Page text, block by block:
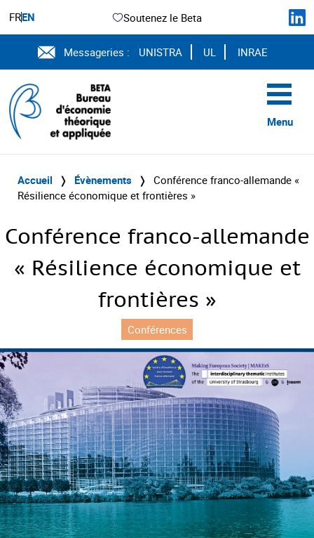
FREN Soutenez le Beta
Messageries : UNISTRA UL INRAE
Menu
Accueil ❭ Évènements ❭ Conférence franco-allemande «
Résilience économique et frontières »
Conférence franco-allemande
« Résilience économique et
frontières »
Conférences